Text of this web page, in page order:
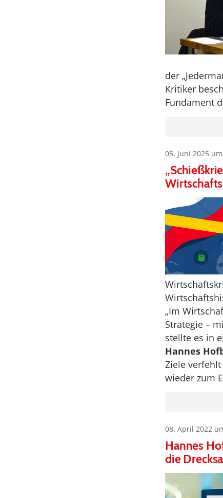
der
Kritiker
Fundament
05. Juni 2025
„Im
Strategie –
stellte es in
Hannes
Ziele
wieder zum
08. April 2022
Hannes
die